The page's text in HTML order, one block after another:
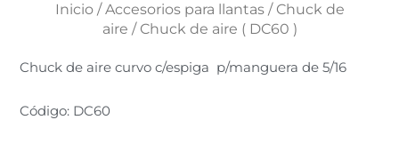
Inicio/Accesorios para llantas/ Chuck de
aire / Chuck de aire ( DC60 )
Chuck de aire curvo c/espiga p/manguera de 5/16
Código: DC60